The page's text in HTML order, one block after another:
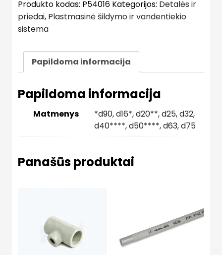
Produkto kodas: P54016 Kategorijos: Detalės ir
priedai, Plastmasinė šildymo ir vandentiekio
sistema
Papildoma informacija
Papildoma informacija
Matmenys *d90,d16*,d20**,d25,d32,
d40****,d50****,d63,d75
Panašūs produktai